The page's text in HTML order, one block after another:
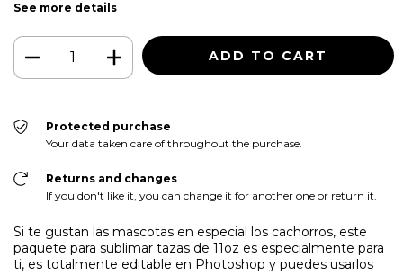
See more details
Protected purchase
Your data taken care of throughout the purchase.
Returns and changes
If you don't like it, you can change it for another one or return it.
Si te gustan las mascotas en especial los cachorros, este
paquete para sublimar tazas de 11oz es especialmente para
ti, es totalmente editable en Photoshop y puedes usarlos